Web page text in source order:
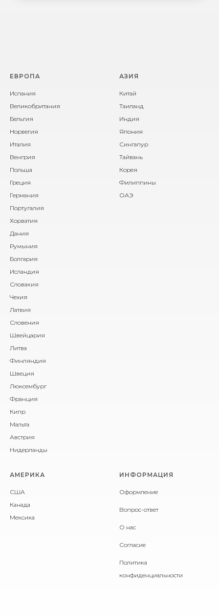
ЕВРОПА
Испания
Великобритания
Бельгия
Норвегия
Италия
Венгрия
Польша
Греция
Германия
Португалия
Хорватия
Дания
Румыния
Болгария
Исландия
Словакия
Чехия
Латвия
Словения
Швейцария
Литва
Финляндия
Швеция
Люксембург
Франция
Кипр
Мальта
Австрия
Нидерланды
АЗИЯ
Китай
Таиланд
Индия
Япония
Сингапур
Тайвань
Корея
Филиппины
ОАЭ
АМЕРИКА
США
Канада
Мексика
ИНФОРМАЦИЯ
Оформление
Вопрос-ответ
О нас
Согласие
Политика
конфиденциальности